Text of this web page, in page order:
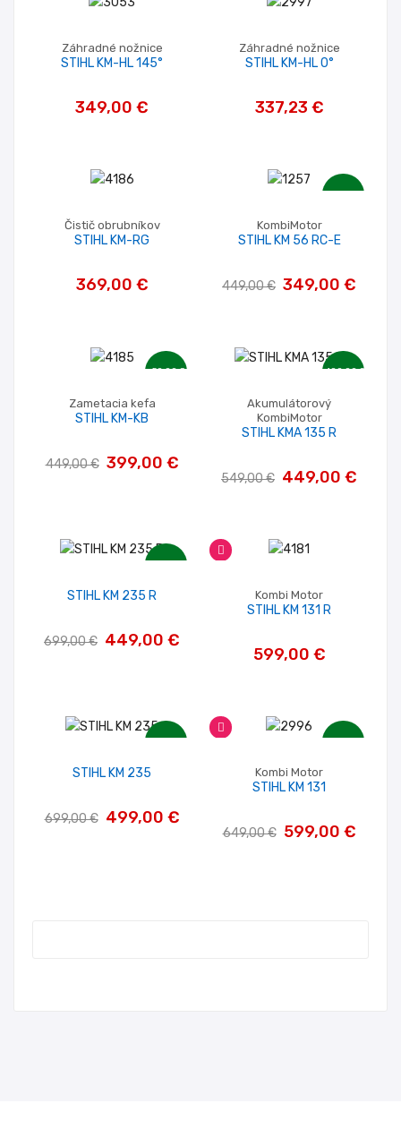
Záhradné nožnice
STIHL KM-HL 145°
349,00 €
Záhradné nožnice
STIHL KM-HL 0°
337,23 €
Čistič obrubníkov
STIHL KM-RG
369,00 €
-100,00 €
KombiMotor
STIHL KM 56 RC-E
449,00 € 349,00 €
-50,00 €
Zametacia kefa
STIHL KM-KB
449,00 € 399,00 €
-100,00 €
Akumulátorový
KombiMotor
STIHL KMA 135 R
549,00 € 449,00 €
-250,00 €
STIHL KM 235 R
699,00 € 449,00 €
Kombi Motor
STIHL KM 131 R
599,00 €
-200,00 €
STIHL KM 235
699,00 € 499,00 €
-50,00 €
Kombi Motor
STIHL KM 131
649,00 € 599,00 €